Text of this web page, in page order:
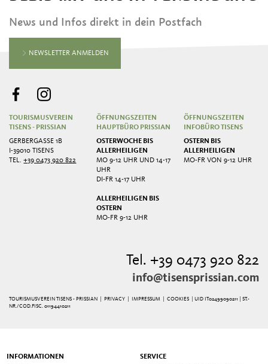
News und Infos direkt in dein Postfach
NEWSLETTER ANMELDEN
TOURISMUSVEREIN
TISENS - PRISSIAN
GERBERGASSE 1B
I-39010 TISENS
TEL.+39 0473 920 822
ÖFFNUNGSZEITEN
HAUPTBÜRO PRISSIAN
OSTERWOCHE BIS
ALLERHEILIGEN
MO 9-12 UHR UND 14-17
UHR
DI-FR 14-17 UHR
ALLERHEILIGEN BIS
OSTERN
MO-FR 9-12 UHR
ÖFFNUNGSZEITEN
INFOBÜRO TISENS
OSTERN BIS
ALLERHEILIGEN
MO-FR VON 9-12 UHR
Tel. +39 0473 920 822
info@tisensprissian.com
TOURISMUSVEREIN TISENS - PRISSIAN | PRIVACY IMPRESSUM |COOKIES
| UID IT02499090211 | ST.-
NR./COD.FISC. 01194410211
INFORMATIONEN
SERVICE